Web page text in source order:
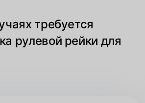
требуется
рулевой рейки для